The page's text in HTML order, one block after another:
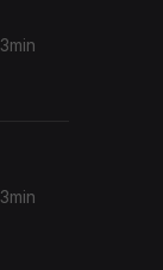
3min
3min